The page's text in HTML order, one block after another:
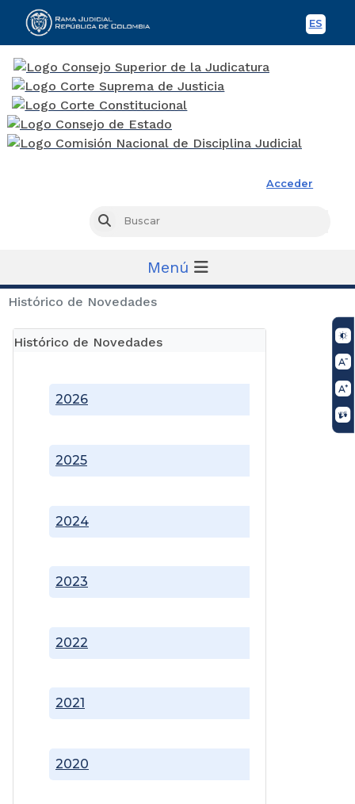
ES
Acceder
Buscar
Menú
Histórico de Novedades
Histórico de Novedades
2020
2021
2022
2023
2024
2025
2026